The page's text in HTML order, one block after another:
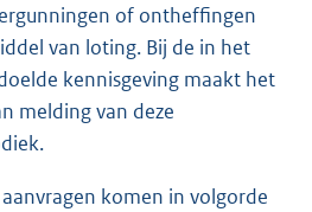
of ontheffingen
van loting. Bij de in het
kennisgeving maakt het
melding van deze
komen in volgorde